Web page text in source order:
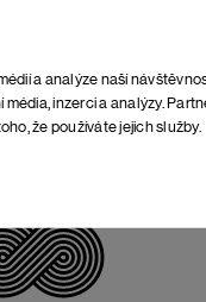
a analýze naší
inzerci a analýzy.
že používáte jejich služby.